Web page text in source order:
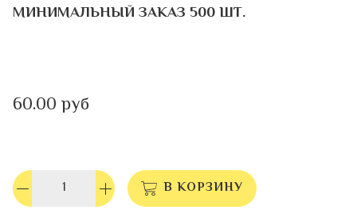
МИНИМАЛЬНЫЙ ЗАКАЗ 500 ШТ.
60.00 руб
В КОРЗИНУ